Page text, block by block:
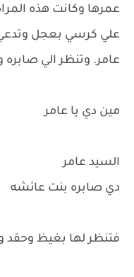
عمرها وكانت هذه
علي كرسي بعجل وتدعي
عامر. وتنظر الي صابره
مين دي يا عامر
السيد عامر
دي صابره بنت عائشه
فتنظر لها بغيظ وحقد